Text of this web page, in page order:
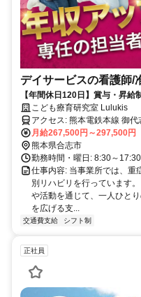
デイサービスの看護師/
【年間休日120日】賞与・昇給
こども療育研究室 Lulukis
アクセス: 熊本電鉄本線 御代志駅から徒歩で9分 熊本電鉄本線 再春荘
前駅から徒歩で9分 熊本電
月給267,500円～297,500円
熊本県合志市
勤務時間・曜日: 8:30～
仕事内容: 当事業所では、重
別リハビリを行っています
や活動を通じて、一人ひと
を広げる支...
交通費支給 シフト制
正社員